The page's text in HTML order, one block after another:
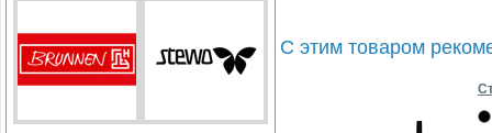
С этим товаром